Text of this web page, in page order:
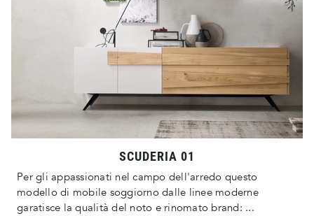
SCUDERIA 01
Per gli appassionati nel campo dell'arredo questo
modello di mobile soggiorno dalle linee moderne
garatisce la qualità del noto e rinomato brand: ...